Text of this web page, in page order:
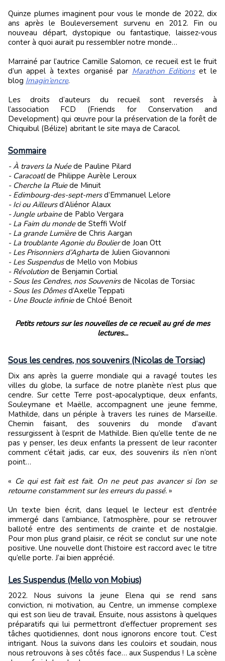
Quinze plumes imaginent pour vous le monde de 2022, dix
ans après le Bouleversement survenu en 2012. Fin ou
nouveau départ, dystopique ou fantastique, laissez-vous
conter à quoi aurait pu ressembler notre monde…
Marrainé par l’autrice Camille Salomon, ce recueil est le fruit
d’un appel à textes organisé par Marathon Editionset le
blog Imagin’encre.
Les droits d’auteurs du recueil sont reversés à
l’association FCD (Friends for Conservation and
Development) qui œuvre pour la préservation de la forêt de
Chiquibul (Bélize) abritant le site maya de Caracol.
Sommaire
- À travers la Nuéede Pauline Pilard
- Caracoatlde Philippe Aurèle Leroux
- Cherche la Pluiede Minuit
- Edimbourg-des-sept-mersd’Emmanuel Lelore
- Ici ou Ailleursd’Aliénor Alaux
- Jungle urbainede Pablo Vergara
- La Faim du mondede Steffi Wolf
- La grande Lumièrede Chris Aargan
- La troublante Agonie du Boulierde Joan Ott
- Les Prisonniers d’Aghartade Julien Giovannoni
- Les Suspendusde Mello von Mobius
- Révolution de Benjamin Cortial
- Sous les Cendres, nos Souvenirsde Nicolas de Torsiac
- Sous les Dômesd’Axelle Teppati
- Une Boucle infiniede Chloé Benoit
Petits retours sur les nouvelles de ce recueil au gré de mes
lectures...
Sous les cendres, nos souvenirs (Nicolas de Torsiac)
Dix ans après la guerre mondiale qui a ravagé toutes les
villes du globe, la surface de notre planète n’est plus que
cendre. Sur cette Terre post-apocalyptique, deux enfants,
Souleymane et Maëlle, accompagnent une jeune femme,
Mathilde, dans un périple à travers les ruines de Marseille.
Chemin faisant, des souvenirs du monde d’avant
ressurgissent à l’esprit de Mathilde. Bien qu’elle tente de ne
pas y penser, les deux enfants la pressent de leur raconter
comment c’était jadis, car eux, des souvenirs ils n’en n’ont
point…
« Ce qui est fait est fait. On ne peut pas avancer si l’on se
retourne constamment sur les erreurs du passé. »
Un texte bien écrit, dans lequel le lecteur est d’entrée
immergé dans l’ambiance, l’atmosphère, pour se retrouver
balloté entre des sentiments de crainte et de nostalgie.
Pour mon plus grand plaisir, ce récit se conclut sur une note
positive. Une nouvelle dont l’histoire est raccord avec le titre
qu’elle porte. J’ai bien apprécié.
Les Suspendus (Mello von Mobius)
2022. Nous suivons la jeune Elena qui se rend sans
conviction, ni motivation, au Centre, un immense complexe
qui est son lieu de travail. Ensuite, nous assistons à quelques
préparatifs qui lui permettront d’effectuer proprement ses
tâches quotidiennes, dont nous ignorons encore tout. C’est
intrigant. Nous la suivons dans les couloirs et soudain, nous
nous retrouvons à ses côtés face… aux Suspendus ! La scène